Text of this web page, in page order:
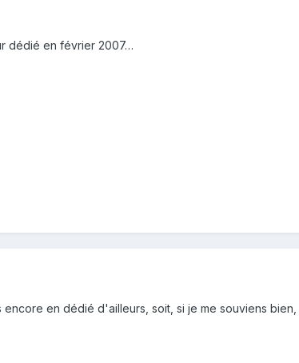
dédié en février 2007…
en dédié d'ailleurs, soit, si je me souviens